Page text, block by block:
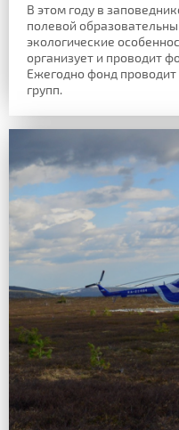
В этом году в
полевой
экологические
организует и проводит
Ежегодно фонд
групп.